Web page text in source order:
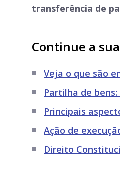
transferência de
Continue a
Veja o que são
Partilha de
Principais
Ação de
Direito